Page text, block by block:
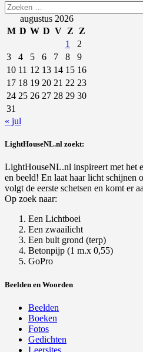
Zoeken
naar:augustus 2026
M D W D V Z
Z
1
2
3
4 5 6 7 8
9
10 11 12 13 14 15 16
17 18 19 20 21 22 23
24 25 26 27 28 29 30
31
« jul
LightHouseNL.nl zoekt:
LightHouseNL.nl inspireert met het
en beeld! En laat haar licht schijnen
volgt de eerste schetsen en komt er
Op zoek naar:
Een Lichtboei
Een zwaailicht
Een bult grond (terp)
Betonpijp (1 m.x 0,55)
GoPro
Beelden en Woorden
Beelden
Boeken
Fotos
Gedichten
Leersites